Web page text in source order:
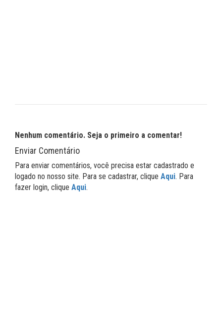
Nenhum comentário. Seja o primeiro a comentar!
Enviar Comentário
Para enviar comentários, você precisa estar cadastrado e
logado no nosso site. Para se cadastrar, clique Aqui. Para
fazer login, clique Aqui.